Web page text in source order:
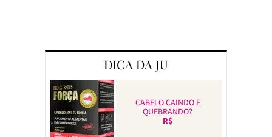
DICA DA JU
CABELO CAINDO E
QUEBRANDO?
R$